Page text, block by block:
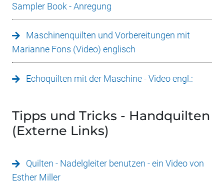
Sampler Book - Anregung
Maschinenquilten und Vorbereitungen mit
Marianne Fons (Video) englisch
Echoquilten mit der Maschine - Video engl.:
Tipps und Tricks - Handquilten
(Externe Links)
Quilten - Nadelgleiter benutzen - ein Video von
Esther Miller